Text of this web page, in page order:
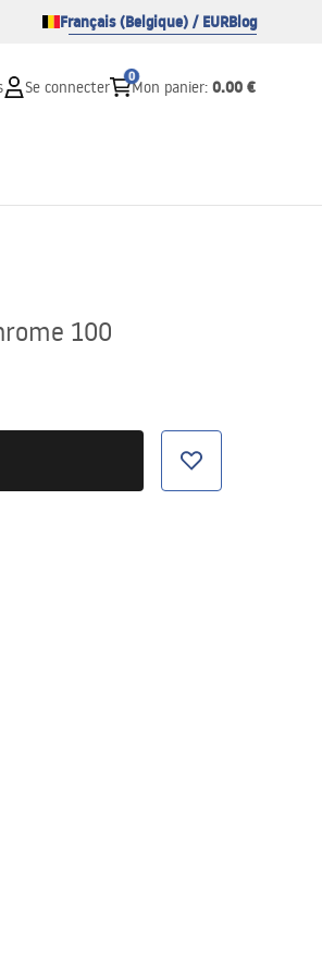
Français (Belgique) / EURBlog
Se connecter
0
Mon panier: 0.00 €
100